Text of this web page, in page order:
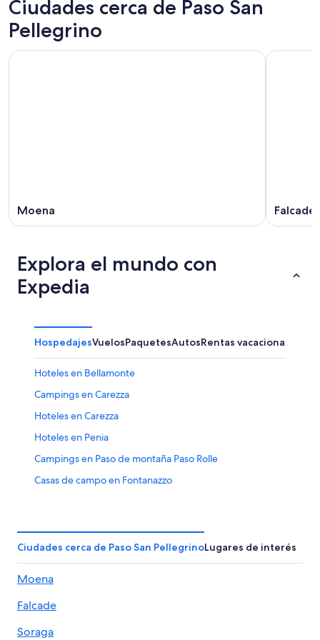
Ciudades cerca de Paso San
Pellegrino
Moena Falcade
Explora el mundo con
Expedia
HospedajesVuelosPaquetesAutosRentas vacacionales
Hoteles en Bellamonte
Campings en Carezza
Hoteles en Carezza
Hoteles en Penia
Campings en Paso de montaña Paso Rolle
Casas de campo en Fontanazzo
Hoteles cerca de Telesquí Gigante
Hoteles de ski en Moena
Hoteles en Moena
Ciudades cerca de Paso San PellegrinoLugares de interés
Moena
Falcade
Soraga